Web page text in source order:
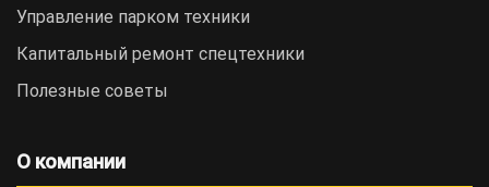
Управление парком техники
Капитальный ремонт спецтехники
Полезные советы
О компании